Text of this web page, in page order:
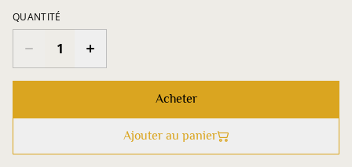
QUANTITÉ
Acheter
Ajouter au panier